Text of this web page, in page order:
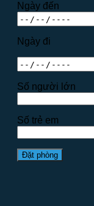
Ngày đến
Ngày đi
Số người lớn
Số trẻ em